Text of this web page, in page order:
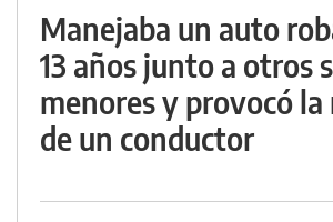
Manejaba un auto
13 años junto a otros
menores y provocó
de un conductor